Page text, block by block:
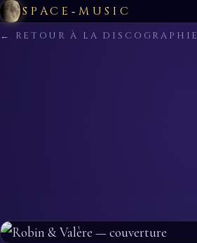
SPACE‑MUSIC
← RETOUR À LA DISCOGRAPHIE